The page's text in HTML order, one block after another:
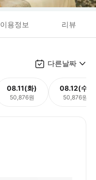
이용정보 리뷰
다른날짜
08.11(화)
50,876원
08.12(수)
50,876원